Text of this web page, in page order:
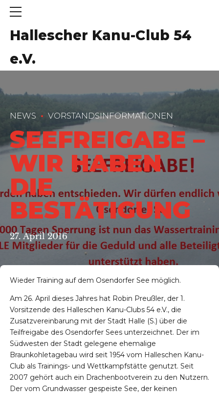
Hallescher Kanu-Club 54
e.V.
NEWS VORSTANDSINFORMATIONEN
SEEFREIGABE –
WIR HABEN
DIE
BESTÄTIGUNG
27. April 2016
Wieder Training auf dem Osendorfer See möglich.
Am 26. April dieses Jahres hat Robin Preußler, der 1.
Vorsitzende des Halleschen Kanu-Clubs 54 e.V., die
Zusatzvereinbarung mit der Stadt Halle (S.) über die
Teilfreigabe des Osendorfer Sees unterzeichnet. Der im
Südwesten der Stadt gelegene ehemalige
Braunkohletagebau wird seit 1954 vom Halleschen Kanu-
Club als Trainings- und Wettkampfstätte genutzt. Seit
2007 gehört auch ein Drachenbootverein zu den Nutzern.
Der vom Grundwasser gespeiste See, der keinen